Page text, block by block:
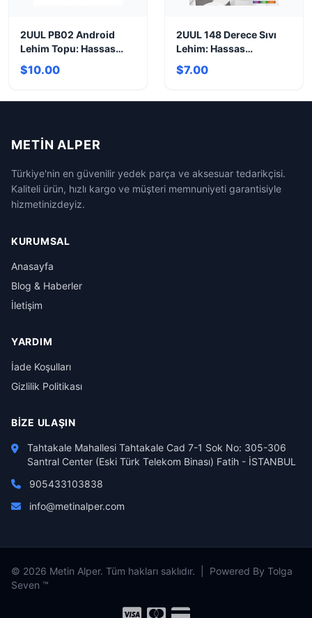
2UUL PB02 Android
Lehim Topu: Hassas
Tamirler
$10.00
2UUL 148 Derece Sıvı
Lehim: Hassas
Onarımlar İçin İdeal
$7.00
METIN ALPER
Türkiye'nin en güvenilir yedek parça ve aksesuar tedarikçisi.
Kaliteli ürün, hızlı kargo ve müşteri memnuniyeti garantisiyle
hizmetinizdeyiz.
KURUMSAL
Anasayfa
Blog & Haberler
İletişim
YARDIM
İade Koşulları
Gizlilik Politikası
BIZE ULAŞIN
Tahtakale Mahallesi Tahtakale Cad 7-1 Sok No: 305-306
Santral Center (Eski Türk Telekom Binası) Fatih - İSTANBUL
905433103838
info@metinalper.com
© 2026 Metin Alper. Tüm hakları saklıdır. | Powered By Tolga
Seven ™